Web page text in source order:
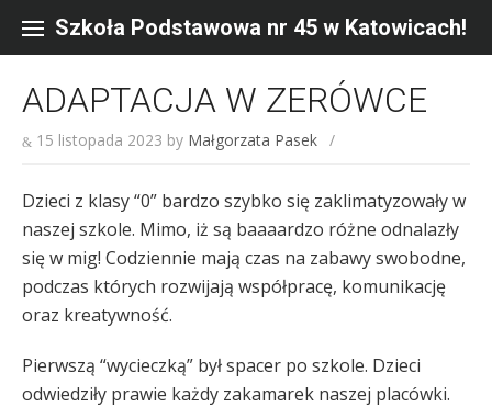
content
Szkoła Podstawowa nr 45 w Katowicach!
ADAPTACJA W ZERÓWCE
15 listopada 2023 by Małgorzata Pasek /
Dzieci z klasy “0” bardzo szybko się zaklimatyzowały w
naszej szkole. Mimo, iż są baaaardzo różne odnalazły
się w mig! Codziennie mają czas na zabawy swobodne,
podczas których rozwijają współpracę, komunikację
oraz kreatywność.
Pierwszą “wycieczką” był spacer po szkole. Dzieci
odwiedziły prawie każdy zakamarek naszej placówki.